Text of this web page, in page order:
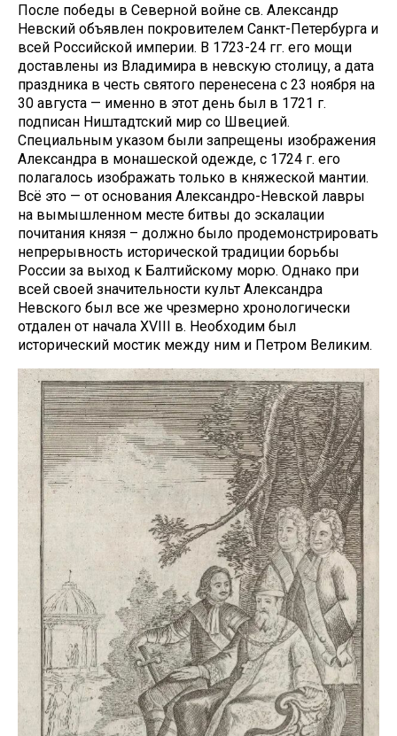
После победы в Северной войне св. Александр
Невский объявлен покровителем Санкт-Петербурга и
всей Российской империи. В 1723-24 гг. его мощи
доставлены из Владимира в невскую столицу, а дата
праздника в честь святого перенесена с 23 ноября на
30 августа — именно в этот день был в 1721 г.
подписан Ништадтский мир со Швецией.
Специальным указом были запрещены изображения
Александра в монашеской одежде, с 1724 г. его
полагалось изображать только в княжеской мантии.
Всё это — от основания Александро-Невской лавры
на вымышленном месте битвы до эскалации
почитания князя – должно было продемонстрировать
непрерывность исторической традиции борьбы
России за выход к Балтийскому морю. Однако при
всей своей значительности культ Александра
Невского был все же чрезмерно хронологически
отдален от начала ХVIII в. Необходим был
исторический мостик между ним и Петром Великим.